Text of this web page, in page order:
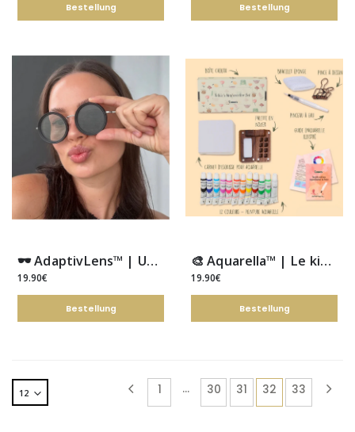
Bestellung Bestellung
🕶️ AdaptivLens™ | Une seule paire pour tous les moments de la journée
19.90€
Bestellung
🎨 Aquarella™ | Le kit d’aquarelle qui tient dans la main
19.90€
Bestellung
1 … 30 31 32 33